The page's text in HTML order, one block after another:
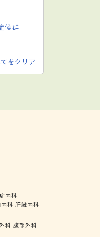
候群
てをクリア
内科
科 肝臓内科
科 腹部外科